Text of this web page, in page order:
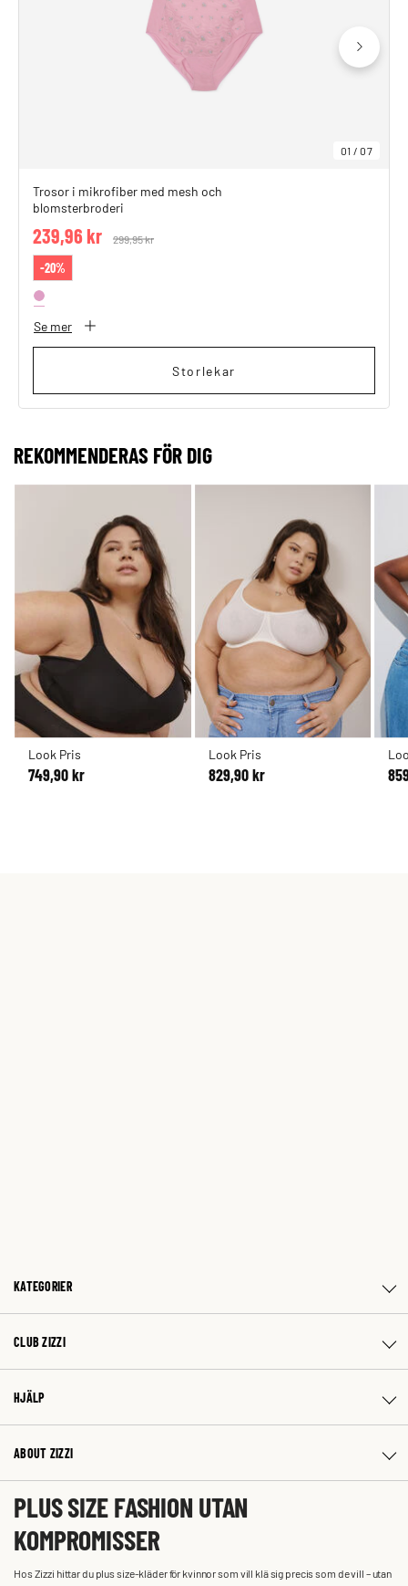
01 /07
Trosor i mikrofiber med mesh och
blomsterbroderi
Price reduced from
299,95 kr
239,96 kr
-20%
Se mer
Storlekar
REKOMMENDERAS FÖR DIG
Look Pris
749,90 kr
Look Pris
829,90 kr
KATEGORIER
CLUB ZIZZI
HJÄLP
ABOUT ZIZZI
PLUS SIZE FASHION UTAN
KOMPROMISSER
Hos Zizzi hittar du plus size-kläder för kvinnor som vill klä sig precis som de vill – utan